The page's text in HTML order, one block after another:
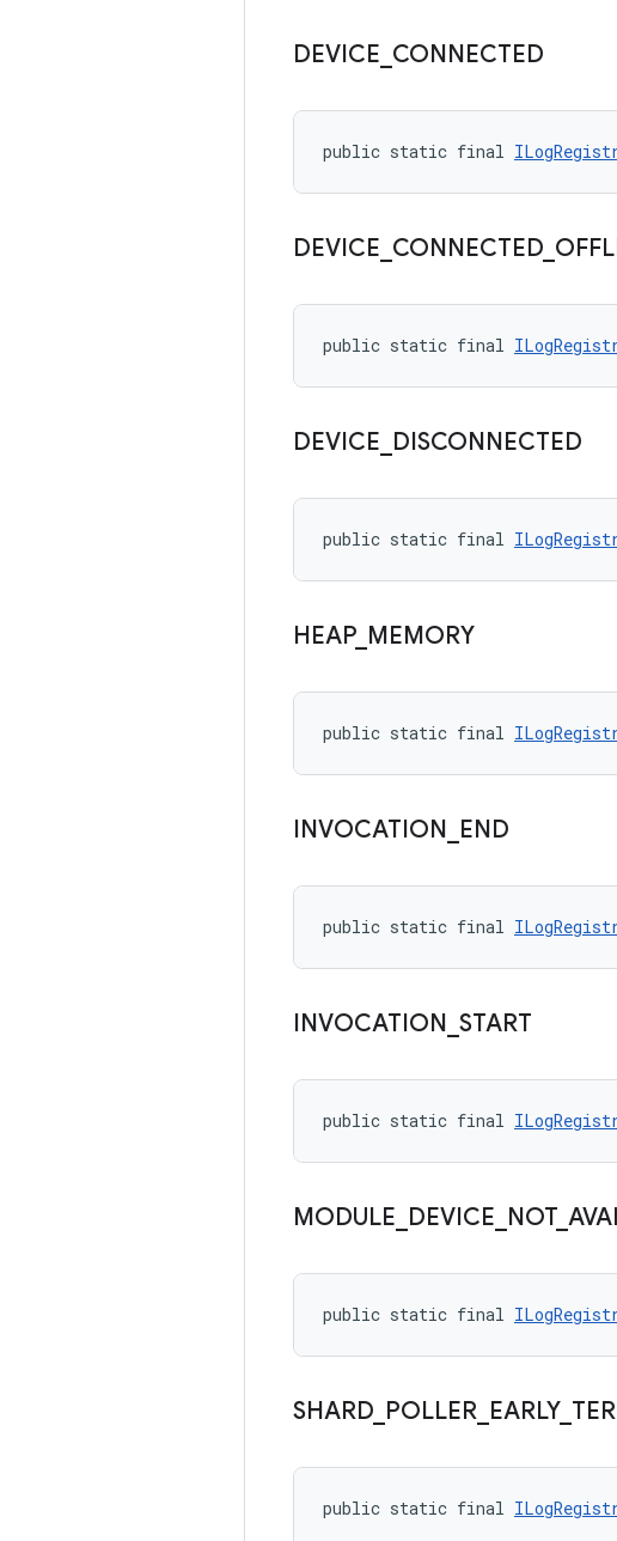
DEVICE CONNECTED
public static final
DEVICE CONNECTED
public static final
DEVICE DISCONNECTED
public static final
HEAP_ MEMORY
public static final
INVOCATION END
public static final
INVOCATION START
public static final
MODULE DEVICE NOT_
public static final
SHARD POLLER EARLY_
public static final